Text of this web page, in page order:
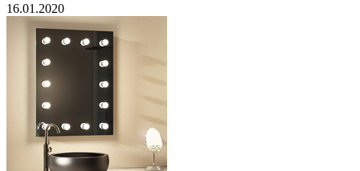
16.01.2020